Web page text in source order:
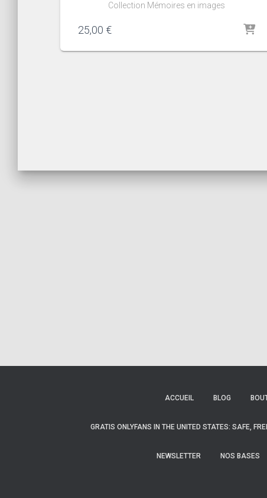
Collection Mémoires en images
25,00 €
ACCUEIL BLOG
GRATIS ONLYFANS IN THE UNITED STATES: SAFE,
NEWSLETTER NOS BASES